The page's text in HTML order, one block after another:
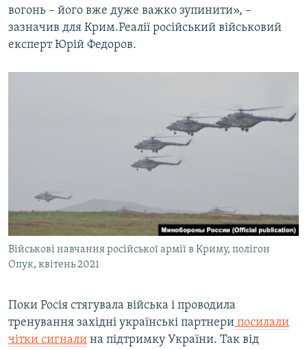
вогонь – його вже дуже важко зупинити», –
зазначив для Крим.Реалії російський військовий
експерт Юрій Федоров.
Військові навчання російської армії в Криму, полігон
Опук, квітень 2021
Поки Росія стягувала війська і проводила
тренування західні українські партнери посилали
чітки сигнали на підтримку України. Так від